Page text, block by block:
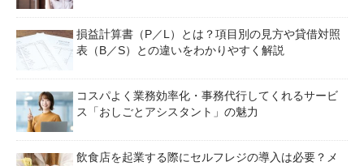
損益計算書（P／L）とは？項目別の見方や貸借対照
表（B／S）との違いをわかりやすく解説
コスパよく業務効率化・事務代行してくれるサービ
ス「おしごとアシスタント」の魅力
飲食店を起業する際にセルフレジの導入は必要？メ